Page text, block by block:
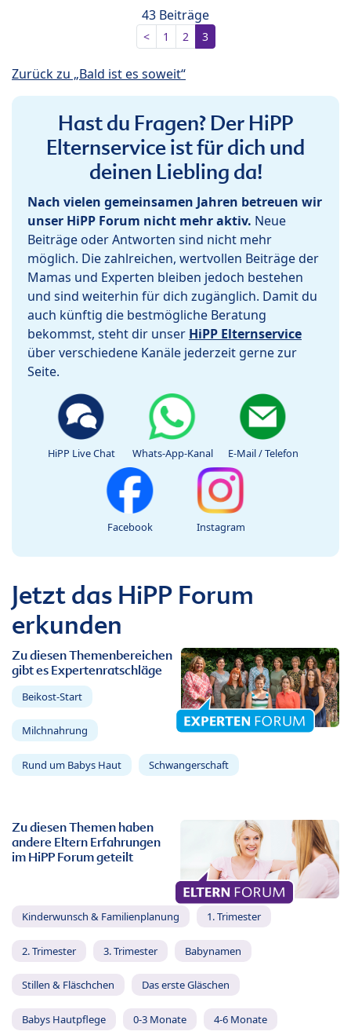
43 Beiträge
< 1 2 3
Zurück zu „Bald ist es soweit“
Hast du Fragen? Der HiPP
Elternservice ist für dich und
deinen Liebling da!
Nach vielen gemeinsamen Jahren betreuen wir
unser HiPP Forum nicht mehr aktiv. Neue
Beiträge oder Antworten sind nicht mehr
möglich. Die zahlreichen, wertvollen Beiträge der
Mamas und Experten bleiben jedoch bestehen
und sind weiterhin für dich zugänglich. Damit du
auch künftig die bestmögliche Beratung
bekommst, steht dir unser HiPP Elternservice
über verschiedene Kanäle jederzeit gerne zur
Seite.
HiPP Live Chat Whats-App-Kanal E-Mail / Telefon
Facebook Instagram
Jetzt das HiPP Forum
erkunden
Zu diesen Themenbereichen
gibt es Expertenratschläge
Beikost-Start
Milchnahrung
Rund um Babys Haut Schwangerschaft
Zu diesen Themen haben
andere Eltern Erfahrungen
im HiPP Forum geteilt
Kinderwunsch & Familienplanung 1. Trimester
2. Trimester 3. Trimester Babynamen
Stillen & Fläschchen Das erste Gläschen
Babys Hautpflege 0-3 Monate 4-6 Monate